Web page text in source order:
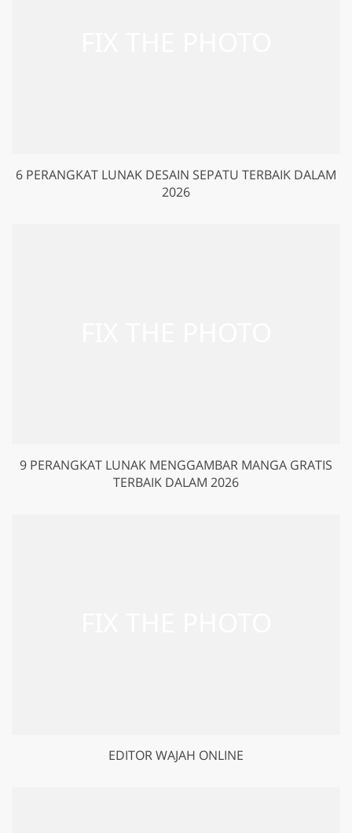
6 PERANGKAT LUNAK DESAIN SEPATU TERBAIK DALAM
2026
9 PERANGKAT LUNAK MENGGAMBAR MANGA GRATIS
TERBAIK DALAM 2026
EDITOR WAJAH ONLINE